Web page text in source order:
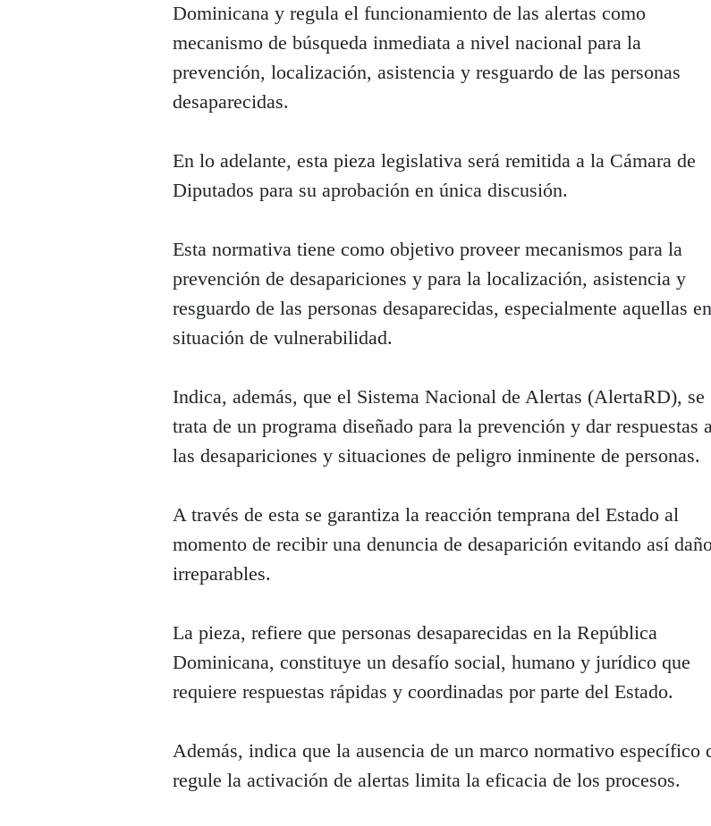
Dominicana y regula el funcionamiento de las alertas como
mecanismo de búsqueda inmediata a nivel nacional para la
prevención, localización, asistencia y resguardo de las personas
desaparecidas.
En lo adelante, esta pieza legislativa será remitida a la Cámara de
Diputados para su aprobación en única discusión.
Esta normativa tiene como objetivo proveer mecanismos para la
prevención de desapariciones y para la localización, asistencia y
resguardo de las personas desaparecidas, especialmente aquellas en
situación de vulnerabilidad.
Indica, además, que el Sistema Nacional de Alertas (AlertaRD), se
trata de un programa diseñado para la prevención y dar respuestas a
las desapariciones y situaciones de peligro inminente de personas.
A través de esta se garantiza la reacción temprana del Estado al
momento de recibir una denuncia de desaparición evitando así
irreparables.
La pieza, refiere que personas desaparecidas en la República
Dominicana, constituye un desafío social, humano y jurídico que
requiere respuestas rápidas y coordinadas por parte del Estado.
Además, indica que la ausencia de un marco normativo específico
regule la activación de alertas limita la eficacia de los procesos.